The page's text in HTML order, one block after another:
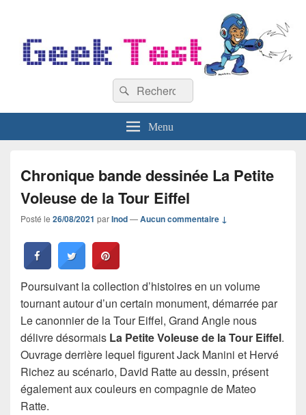
Recherche :
Rechercher
Menu
Chronique bande dessinée La Petite
Voleuse de la Tour Eiffel
Posté le 26/08/2021 parInod—Aucun commentaire ↓
Poursuivant la collection d’histoires en un volume
tournant autour d’un certain monument, démarrée par
Le canonnier de la Tour Eiffel, Grand Angle nous
délivre désormais La Petite Voleuse de la Tour Eiffel.
Ouvrage derrière lequel figurent Jack Manini et Hervé
Richez au scénario, David Ratte au dessin, présent
également aux couleurs en compagnie de Mateo
Ratte.